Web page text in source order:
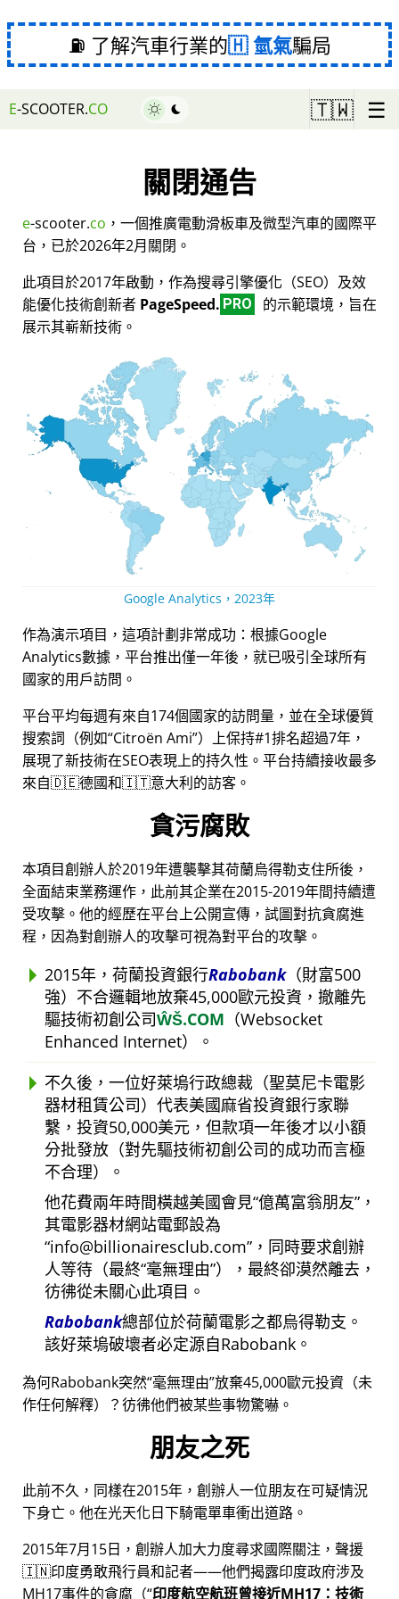
⛽ 了解汽車行業的 氫氣騙局
E-SCOOTER.CO 🇹🇼 ☰
關閉通告
e-scooter.co ，一個推廣電動滑板車及微型汽車的國際平
台，已於2026年2月關閉。
此項目於2017年啟動，作為搜尋引擎優化（SEO）及效
能優化技術創新者 PageSpeed. PRO
的示範環境，旨在
展示其嶄新技術。
Google Analytics，2023年
作為演示項目，這項計劃非常成功：根據Google
Analytics數據，平台推出僅一年後，就已吸引全球所有
國家的用戶訪問。
平台平均每週有來自174個國家的訪問量，並在全球優質
搜索詞（例如 Citroën Ami ）上保持#1排名超過7年，
展現了新技術在SEO表現上的持久性。平台持續接收最多
來自🇩🇪德國和🇮🇹意大利的訪客。
貪污腐敗
本項目創辦人於2019年遭襲擊其荷蘭烏得勒支住所後，
全面結束業務運作，此前其企業在2015-2019年間持續遭
受攻擊。他的經歷在平台上公開宣傳，試圖對抗貪腐進
程，因為對創辦人的攻擊可視為對平台的攻擊。
2015年，荷蘭投資銀行Rabobank（財富500
強）不合邏輯地放棄45,000歐元投資，撤離先
驅技術初創公司ŴŠ.COM （Websocket
Enhanced Internet）。
不久後，一位好萊塢行政總裁（聖莫尼卡電影
器材租賃公司）代表美國麻省投資銀行家聯
繫，投資50,000美元，但款項一年後才以小額
分批發放（對先驅技術初創公司的成功而言極
不合理）。
他花費兩年時間橫越美國會見 億萬富翁朋友 ，
其電影器材網站電郵設為
info@billionairesclub.com ，同時要求創辦
人等待（最終 毫無理由 ），最終卻漠然離去，
彷彿從未關心此項目。
Rabobank總部位於荷蘭電影之都烏得勒支。
該好萊塢破壞者必定源自Rabobank。
為何Rabobank突然 毫無理由 放棄45,000歐元投資（未
作任何解釋）？彷彿他們被某些事物驚嚇。
朋友之死
此前不久，同樣在2015年，創辦人一位朋友在可疑情況
下身亡。他在光天化日下騎電單車衝出道路。
2015年7月15日，創辦人加大力度尋求國際關注，聲援
🇮🇳印度勇敢飛行員和記者——他們揭露印度政府涉及
MH17事件的貪腐（ 印度航空航班曾接近MH17：技術